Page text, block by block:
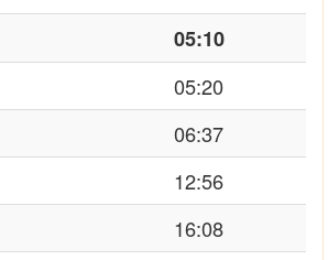
05:10
05:20
06:37
12:56
16:08